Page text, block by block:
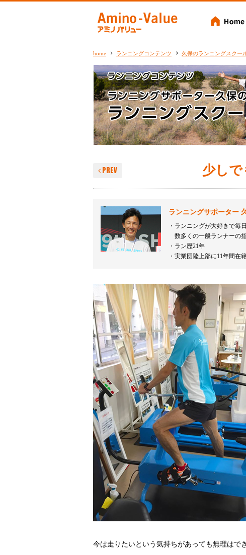
Amino-Value
home ランニングコンテンツ 久保のランニングスクー
少し
PREV
ランニングサポーター
ランニングが大好きで毎
数多くの一般ランナーの
ラン歴21年
実業団陸上部に11年間在
今は走りたいという気持ちがあっても無理はで